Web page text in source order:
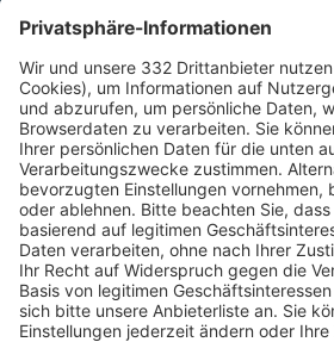
Infothek
HÄUFIG BESUCHTE SEITEN
Pässe und Vereinswechsel
Trainerausbildung
Schulungsangebot Vereinsmitarbeiter
BFV-Geschäftsstellen
Trainerbörse